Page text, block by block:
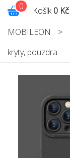
Košík0 Kč
0
MOBILEON >
kryty, pouzdra